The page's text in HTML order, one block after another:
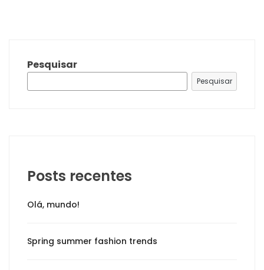
Pesquisar
Pesquisar
Posts recentes
Olá, mundo!
Spring summer fashion trends